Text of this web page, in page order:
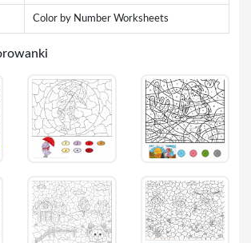
Color by Number Worksheets